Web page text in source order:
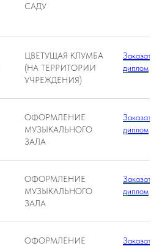
САДУ
ЦВЕТУЩАЯ КЛУМБА
(НА ТЕРРИТОРИИ
УЧРЕЖДЕНИЯ)
Заказать
диплом
ОФОРМЛЕНИЕ
МУЗЫКАЛЬНОГО
ЗАЛА
Заказать
диплом
ОФОРМЛЕНИЕ
МУЗЫКАЛЬНОГО
ЗАЛА
Заказать
диплом
ОФОРМЛЕНИЕ
Заказать